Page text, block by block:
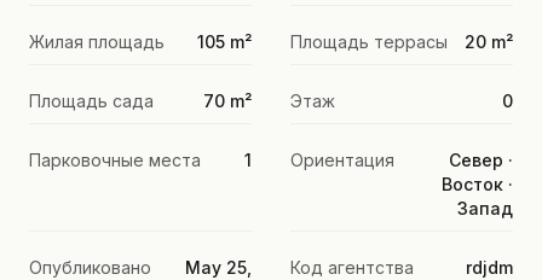
Жилая площадь 105 m² Площадь террасы 20 m²
Площадь сада 70 m² Этаж 0
Парковочные места 1 Ориентация
Север ·
Восток ·
Запад
Опубликовано
May 25,
Код агентства rdjdm